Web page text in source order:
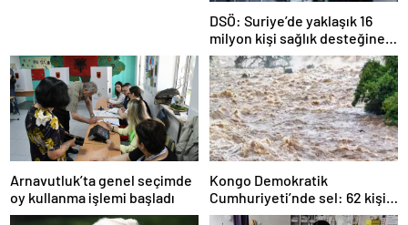
DSÖ: Suriye’de yaklaşık 16
milyon kişi sağlık desteğine
ihtiyaç duyuyor
Arnavutluk’ta genel seçimde
oy kullanma işlemi başladı
Kongo Demokratik
Cumhuriyeti’nde sel: 62 kişi
hayatını kaybetti